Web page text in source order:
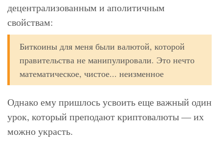
децентрализованным и аполитичным
свойствам:
Биткоины для меня были валютой, которой
правительства не манипулировали. Это нечто
математическое, чистое... неизменное
Однако ему пришлось усвоить еще важный один
урок, который преподают криптовалюты — их
можно украсть.